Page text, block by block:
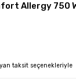
Allergy 750
taksit seçenekleriyle